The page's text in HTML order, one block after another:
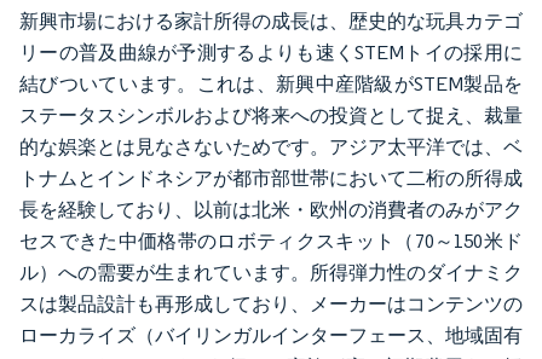
新興市場における家計所得の成長は、歴史的な玩具カテゴ
リーの普及曲線が予測するよりも速くSTEMトイの採用に
結びついています。これは、新興中産階級がSTEM製品を
ステータスシンボルおよび将来への投資として捉え、裁量
的な娯楽とは見なさないためです。アジア太平洋では、ベ
トナムとインドネシアが都市部世帯において二桁の所得成
長を経験しており、以前は北米・欧州の消費者のみがアク
セスできた中価格帯のロボティクスキット（70～150米ド
ル）への需要が生まれています。所得弾力性のダイナミク
スは製品設計も再形成しており、メーカーはコンテンツの
ローカライズ（バイリンガルインターフェース、地域固有